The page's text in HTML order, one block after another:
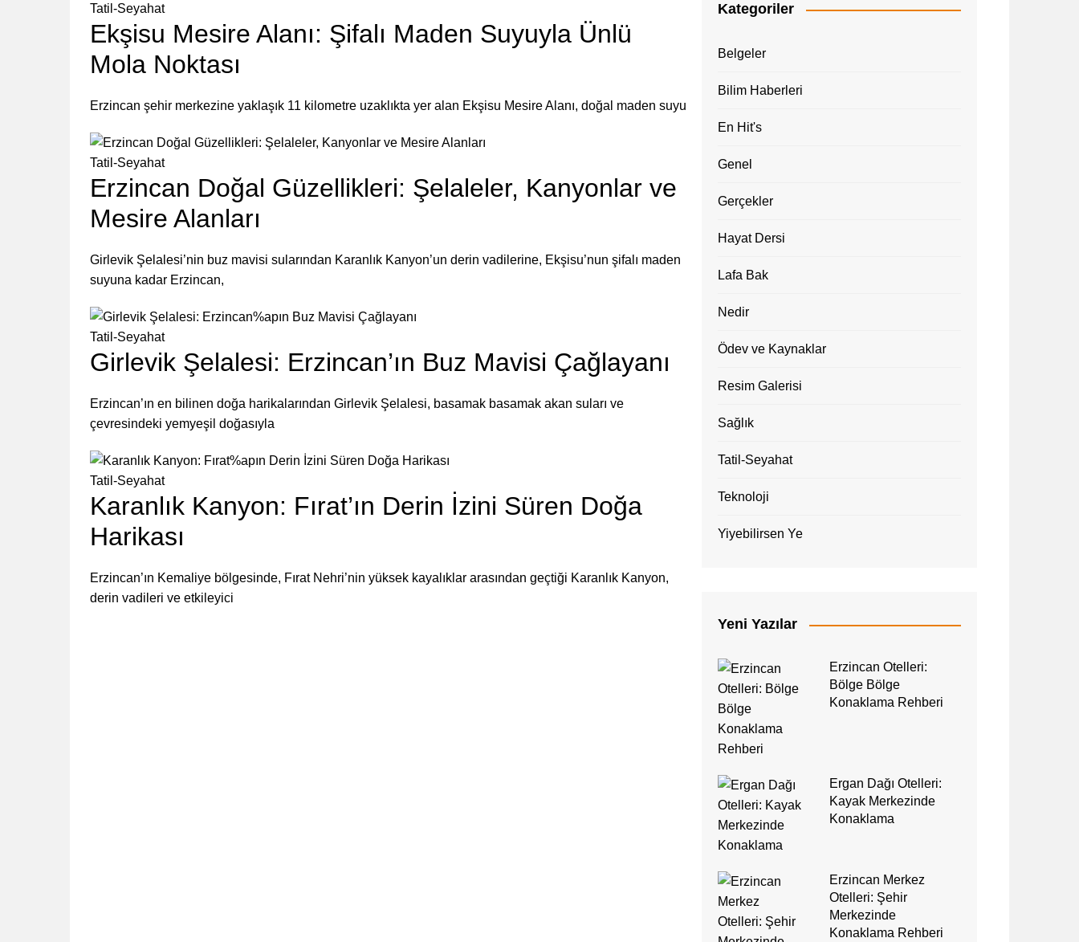
Tatil-Seyahat
Ekşisu Mesire Alanı: Şifalı Maden Suyuyla Ünlü
Mola Noktası
Erzincan şehir merkezine yaklaşık 11 kilometre uzaklıkta yer alan Ekşisu Mesire Alanı, doğal maden suyu
Tatil-Seyahat
Erzincan Doğal Güzellikleri: Şelaleler, Kanyonlar ve
Mesire Alanları
Girlevik Şelalesi’nin buz mavisi sularından Karanlık Kanyon’un derin vadilerine, Ekşisu’nun şifalı maden
suyuna kadar Erzincan,
Tatil-Seyahat
Girlevik Şelalesi: Erzincan’ın Buz Mavisi Çağlayanı
Erzincan’ın en bilinen doğa harikalarından Girlevik Şelalesi, basamak basamak akan suları ve
çevresindeki yemyeşil doğasıyla
Tatil-Seyahat
Karanlık Kanyon: Fırat’ın Derin İzini Süren Doğa
Harikası
Erzincan’ın Kemaliye bölgesinde, Fırat Nehri’nin yüksek kayalıklar arasından geçtiği Karanlık Kanyon,
derin vadileri ve etkileyici
Kategoriler
Belgeler
Bilim Haberleri
En Hit's
Genel
Gerçekler
Hayat Dersi
Lafa Bak
Nedir
Ödev ve Kaynaklar
Resim Galerisi
Sağlık
Tatil-Seyahat
Teknoloji
Yiyebilirsen Ye
Yeni Yazılar
Erzincan Otelleri:
Bölge Bölge
Konaklama Rehberi
Ergan Dağı Otelleri:
Kayak Merkezinde
Konaklama
Erzincan Merkez
Otelleri: Şehir
Merkezinde
Konaklama Rehberi